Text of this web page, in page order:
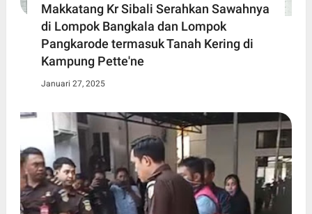
Makkatang Kr Sibali Serahkan Sawahnya
di Lompok Bangkala dan Lompok
Pangkarode termasuk Tanah Kering di
Kampung Pette'ne
Januari 27, 2025